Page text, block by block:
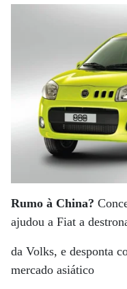
Rumo à China?
ajudou a Fiat a
da Volks, e desponta
mercado asiático